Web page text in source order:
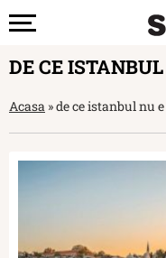
DE CE
Acasa »de ce istanbul nu